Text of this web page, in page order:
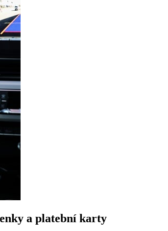
a platební karty